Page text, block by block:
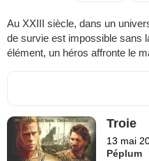
Au XXIII siècle, dans un
de survie est impossible sans
élément, un héros affronte le
Troie
13 mai
Péplum